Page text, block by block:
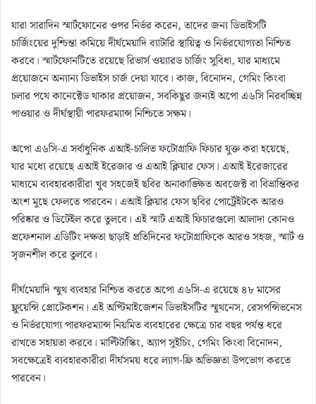
যারা সারাদিন স্মার্টফোনের ওপর নির্ভর করেন, তাদের জন্য ডিভাইসটি
চার্জিংয়ের দুশ্চিন্তা কমিয়ে দীর্ঘমেয়াদি ব্যাটারি স্থায়িত্ব ও নির্ভরযোগ্যতা নিশ্চিত
করবে। স্মার্টফোনটিতে রয়েছে রিভার্স ওয়্যারড চার্জিং সুবিধা, যার মাধ্যমে
প্রয়োজনে অন্যান্য ডিভাইস চার্জ দেয়া যাবে। কাজ, বিনোদন, গেমিং কিংবা
চলার পথে কানেক্টেড থাকার প্রয়োজন, সবকিছুর জন্যই অপো এ৬সি নিরবচ্ছিন্ন
পাওয়ার ও দীর্ঘস্থায়ী পারফরম্যান্স নিশ্চিতে সক্ষম।
অপো এ৬সি-এ সর্বাধুনিক এআই-চালিত ফটোগ্রাফি ফিচার যুক্ত করা হয়েছে,
যার মধ্যে রয়েছে এআই ইরেজার ও এআই ক্লিয়ার ফেস। এআই ইরেজারের
মাধ্যমে ব্যবহারকারীরা খুব সহজেই ছবির অনাকাঙ্ক্ষিত অবজেক্ট বা বিভ্রান্তিকর
অংশ মুছে ফেলতে পারবেন। এআই ক্লিয়ার ফেস ছবির পোর্ট্রেইটকে আরও
পরিষ্কার ও ডিটেইল করে তুলবে। এই স্মার্ট এআই ফিচারগুলো আলাদা কোনও
প্রফেশনাল এডিটিং দক্ষতা ছাড়াই প্রতিদিনের ফটোগ্রাফিকে আরও সহজ, স্মার্ট ও
সৃজনশীল করে তুলবে।
দীর্ঘমেয়াদি স্মুথ ব্যবহার নিশ্চিত করতে অপো এ৬সি-এ রয়েছে ৪৮ মাসের
ফ্লুয়েন্সি প্রোটেকশন। এই অপ্টিমাইজেশন ডিভাইসটির স্মুথনেস, রেসপন্সিভনেস
ও নির্ভরযোগ্য পারফরম্যান্স নিয়মিত ব্যবহারের ক্ষেত্রে চার বছর পর্যন্ত ধরে
রাখতে সহায়তা করবে। মাল্টিটাস্কিং, অ্যাপ সুইচিং, গেমিং কিংবা বিনোদন,
সবক্ষেত্রেই ব্যবহারকারীরা দীর্ঘসময় ধরে ল্যাগ-ফ্রি অভিজ্ঞতা উপভোগ করতে
পারবেন।